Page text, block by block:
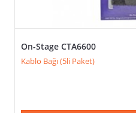
On-Stage CTA6600
Kablo Bağı (5li Paket)